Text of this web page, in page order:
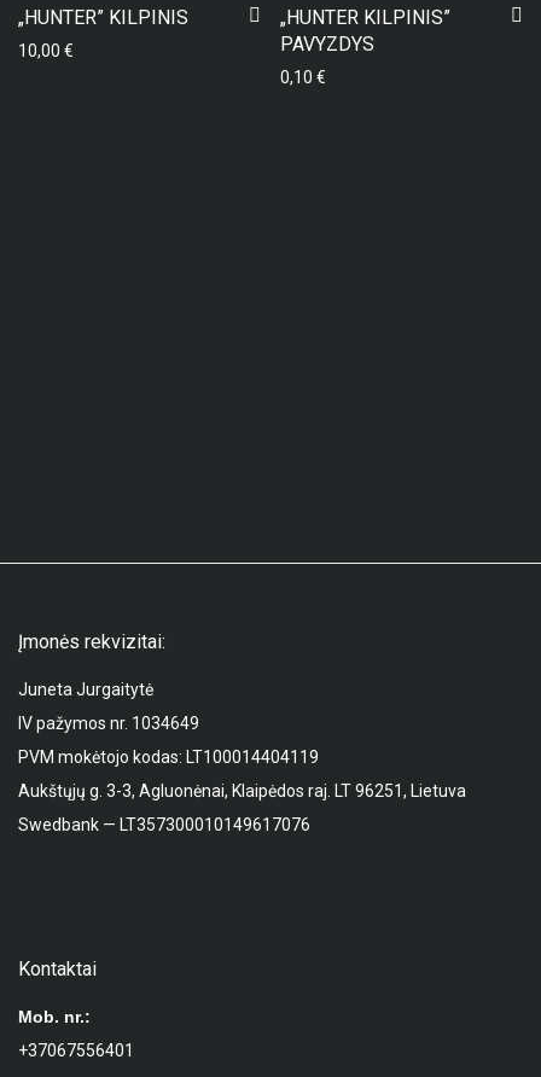
„HUNTER” KILPINIS
10,00 €
„HUNTER KILPINIS”
PAVYZDYS
0,10 €
Įmonės rekvizitai:
Juneta Jurgaitytė
IV pažymos nr. 1034649
PVM mokėtojo kodas: LT100014404119
Aukštųjų g. 3-3, Agluonėnai, Klaipėdos raj. LT 96251, Lietuva
Swedbank — LT357300010149617076
Kontaktai
Mob. nr.:
+37067556401